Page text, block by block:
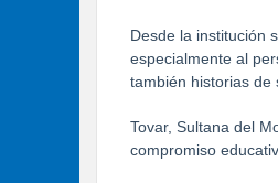
Desde la institución
especialmente al
también historias de
Tovar, Sultana del
compromiso